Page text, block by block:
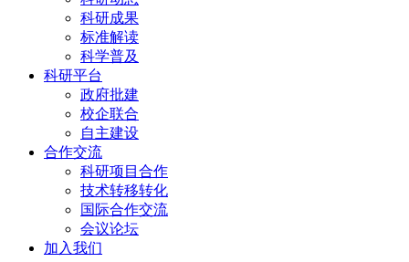
科研成果
标准解读
科学普及
科研平台
政府批建
校企联合
自主建设
合作交流
科研项目合作
技术转移转化
国际合作交流
会议论坛
加入我们